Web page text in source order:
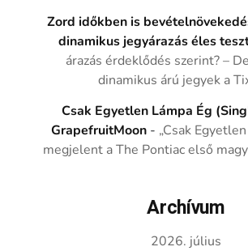
Zord időkben is
dinamikus jegyárazás éles
árazás érdeklődés szerint? –
dinamikus árú jegyek a
Csak Egyetlen Lámpa Ég
GrapefruitMoon - „Csak
megjelent a The Pontiac első
Archívum
2026. július